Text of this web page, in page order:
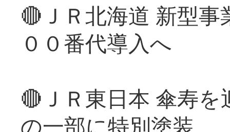
🔴ＪＲ北海道 新型
００番代導入へ
🔴ＪＲ東日本 傘寿
の一部に特別塗装